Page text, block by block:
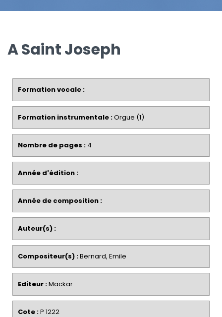
A Saint Joseph
Formation vocale :
Formation instrumentale :Orgue (1)
Nombre de pages : 4
Année d'édition :
Année de composition :
Auteur(s) :
Compositeur(s) :Bernard, Emile
Editeur :Mackar
Cote :P 1222